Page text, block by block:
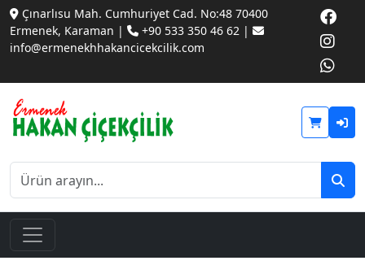
Çınarlısu Mah. Cumhuriyet Cad. No:48 70400
Ermenek, Karaman |
+90 533 350 46 62 |
info@ermenekhhakancicekcilik.com